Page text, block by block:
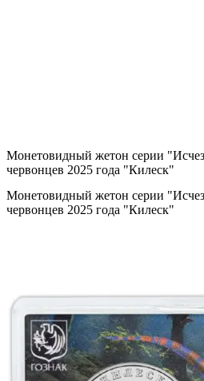
Монетовидный жетон серии
червонцев 2025 года "Килеск"
Монетовидный жетон серии
червонцев 2025 года "Килеск"